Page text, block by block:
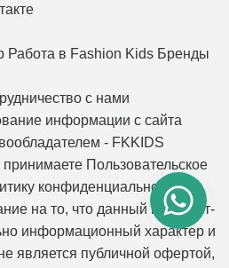
Работа в Fashion Kids Бренды
с нами
информации с сайта
- FKKIDS
Пользовательское
конфиденциальности.
на то, что данный интернет-
информационный характер и
является публичной офертой,